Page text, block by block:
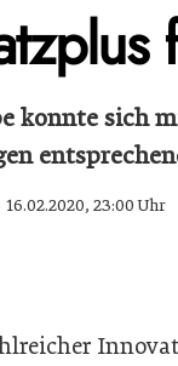
konnte sich
16.02.2020, 23:00 Uhr